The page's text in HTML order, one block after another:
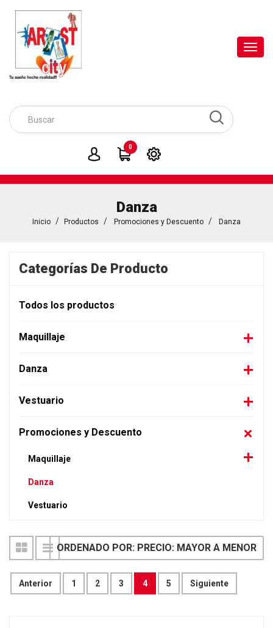
0
Danza
Inicio Productos Promociones y Descuento Danza
Categorías De Producto
Todos los productos
Maquillaje
Danza
Vestuario
Promociones y Descuento
Maquillaje
Danza
Vestuario
Anterior 1 2 3 4 5 Siguiente
ORDENADO POR: PRECIO: MAYOR A MENOR